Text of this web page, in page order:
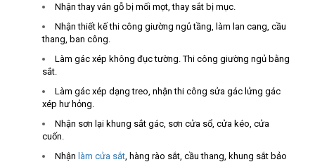
Nhận thay ván gỗ bị mối mọt, thay sắt bị mục.
Nhận thiết kế thi công giường ngủ tầng, làm lan cang, cầu
thang, ban công.
Làm gác xép không đục tường. Thi công giường ngủ bằng
sắt.
Làm gác xép dạng treo, nhận thi công sửa gác lửng gác
xép hư hỏng.
Nhận sơn lại khung sắt gác, sơn cửa sổ, cửa kéo, cửa
cuốn.
Nhận làm cửa sắt , hàng rào sắt, cầu thang, khung sắt bảo